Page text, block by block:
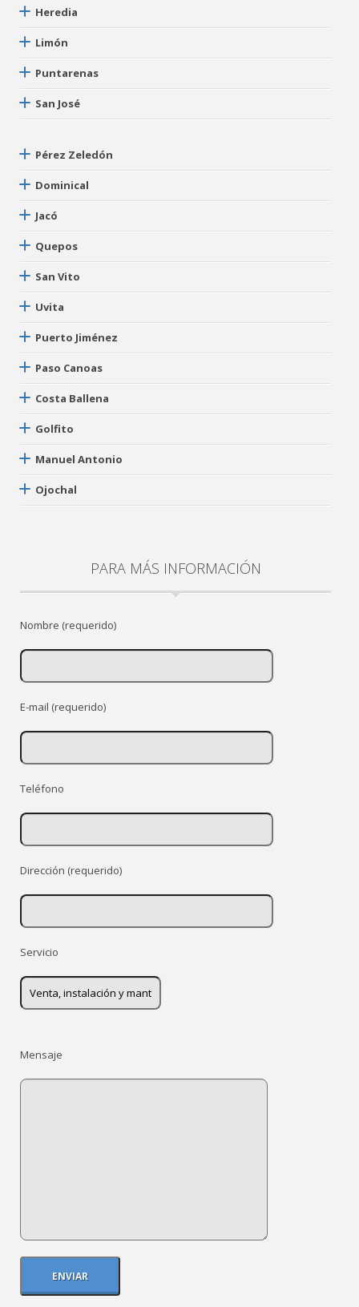
Heredia
Limón
Puntarenas
San José
Pérez Zeledón
Dominical
Jacó
Quepos
San Vito
Uvita
Puerto Jiménez
Paso Canoas
Costa Ballena
Golfito
Manuel Antonio
Ojochal
PARA MÁS INFORMACIÓN
Nombre (requerido)
E-mail (requerido)
Teléfono
Dirección (requerido)
Servicio
Mensaje